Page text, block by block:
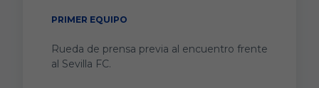
PRIMER EQUIPO
Rueda de prensa previa al encuentro frente
al Sevilla FC.